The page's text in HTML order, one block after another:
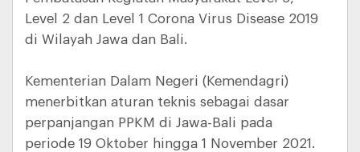
Level 2 dan Level 1 Corona Virus Disease 2019
di Wilayah Jawa dan Bali.
Kementerian Dalam Negeri (Kemendagri)
menerbitkan aturan teknis sebagai dasar
perpanjangan PPKM di Jawa-Bali pada
periode 19 Oktober hingga 1 November 2021.